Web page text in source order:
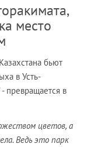
место
бьют
в Усть-
превращается в
цветов, а
Ведь это парк